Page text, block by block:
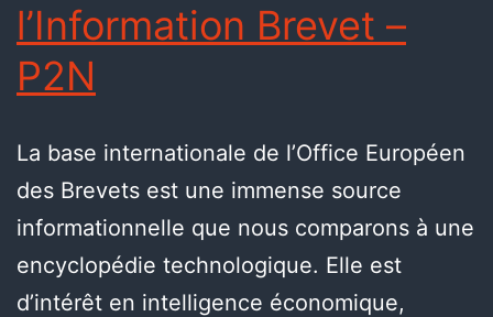
l’Information Brevet –
P2N
La base internationale de l’Office Européen
des Brevets est une immense source
informationnelle que nous comparons à une
encyclopédie technologique. Elle est
d’intérêt en intelligence économique,